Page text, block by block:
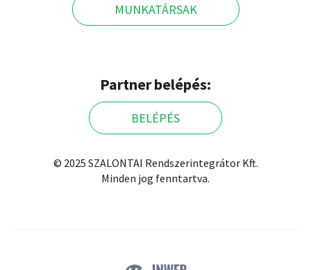
MUNKATÁRSAK
Partner belépés:
BELÉPÉS
© 2025 SZALONTAI Rendszerintegrátor Kft.
Minden jog fenntartva.